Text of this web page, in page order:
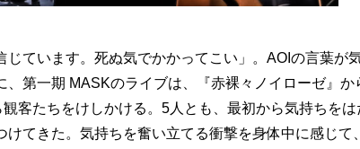
じています。死ぬ気でかかってこい」。AOIの言葉が
第一期 MASKのライブは、『赤裸々ノイローゼ』か
客たちをけしかける。5人とも、最初から気持ちをは
てきた。気持ちを奮い立てる衝撃を身体中に感じて、